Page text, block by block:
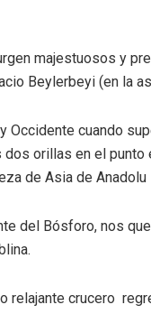
majestuosos y
Beylerbeyi (en la
Occidente cuando
orillas en el
de Asia de Anadolu
del Bósforo, nos
relajante crucero